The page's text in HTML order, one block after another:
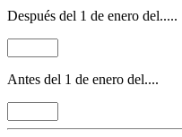
Después del 1 de enero del.....
Antes del 1 de enero del....